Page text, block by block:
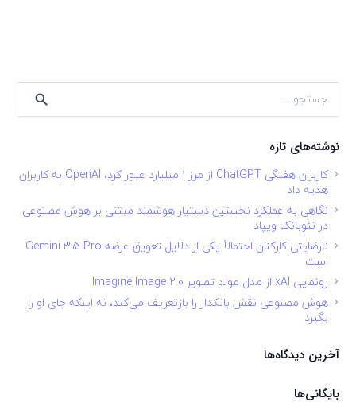
برای:
نوشته‌های تازه
کاربران هفتگی ChatGPT از مرز ۱ میلیارد عبور کرد، OpenAI به کاربران
هدیه داد
نگاهی به عملکرد نخستین دستیار هوشمند مبتنی بر هوش مصنوعی
در نئوبانک ویپاد
نارضایتی کارکنان احتمالاً یکی از دلایل تعویق عرضه Gemini 3.5 Pro
است
رونمایی xAI از مدل مولد تصویر Imagine Image 2.0
هوش مصنوعی نقش بانکدار را بازتعریف می‌کند، نه اینکه جای او را
بگیرد
آخرین دیدگاه‌ها
بایگانی‌ها